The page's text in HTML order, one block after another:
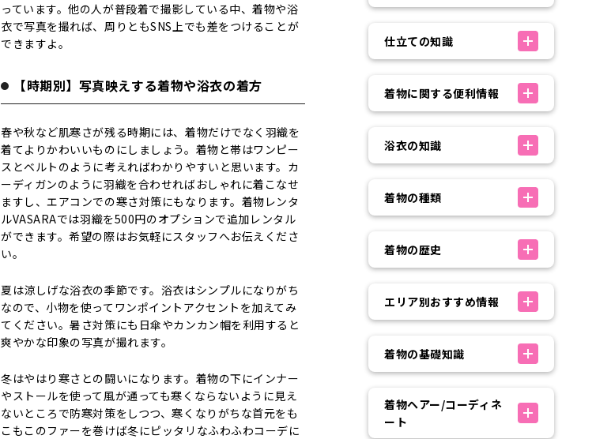
っています。他の人が普段着で撮影している中、着物や浴
衣で写真を撮れば、周りともSNS上でも差をつけることが
できますよ。
【時期別】写真映えする着物や浴衣の着方
春や秋など肌寒さが残る時期には、着物だけでなく羽織を
着てよりかわいいものにしましょう。着物と帯はワンピー
スとベルトのように考えればわかりやすいと思います。カ
ーディガンのように羽織を合わせればおしゃれに着こなせ
ますし、エアコンでの寒さ対策にもなります。着物レンタ
ルVASARAでは羽織を500円のオプションで追加レンタル
ができます。希望の際はお気軽にスタッフへお伝えくださ
い。
夏は涼しげな浴衣の季節です。浴衣はシンプルになりがち
なので、小物を使ってワンポイントアクセントを加えてみ
てください。暑さ対策にも日傘やカンカン帽を利用すると
爽やかな印象の写真が撮れます。
冬はやはり寒さとの闘いになります。着物の下にインナー
やストールを使って風が通っても寒くならないように見え
ないところで防寒対策をしつつ、寒くなりがちな首元をも
こもこのファーを巻けば冬にピッタリなふわふわコーデに
仕立ての知識
着物に関する便利情報
浴衣の知識
着物の種類
着物の歴史
エリア別おすすめ情報
着物の基礎知識
着物ヘアー/コーディネ
ート